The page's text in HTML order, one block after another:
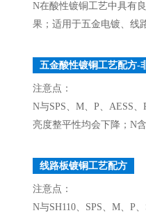
N在酸性镀铜工艺中具有
果；适用于五金电镀、线
五金酸性镀铜工艺配方-
注意点：
N与SPS、M、P、AESS
亮度整平性均会下降；N
线路板镀铜工艺配方
注意点：
N与SH110、SPS、M、P